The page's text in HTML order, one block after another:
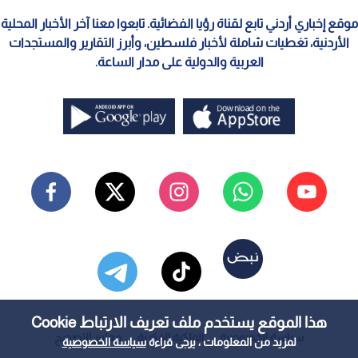
هذا الموقع يستخدم ملف تعريف الارتباط Cookie
لمزيد من المعلومات ، يرجى قراءةسياسة الخصوصية
موقع إخباري أردني تابع لقناة رؤيا الفضائية. تابعوا معنا آخر الأخبار المحلية
الأردنية، تغطيات شاملة لأخبار فلسطين، وأبرز التقارير والمستجدات
العربية والدولية على مدار الساعة.
سياسة الخصوصية الملكية الفكرية معايير التصحيح